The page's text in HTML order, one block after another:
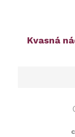
Kvasná